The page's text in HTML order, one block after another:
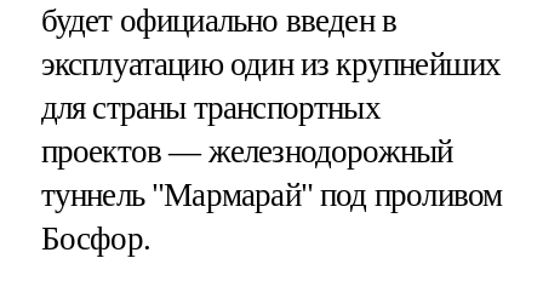
будет официально введен в
эксплуатацию один из крупнейших
для страны транспортных
проектов — железнодорожный
туннель "Мармарай" под проливом
Босфор.